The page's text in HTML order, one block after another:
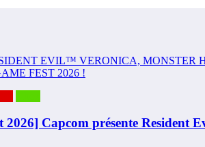
2026] Capcom présente Resident